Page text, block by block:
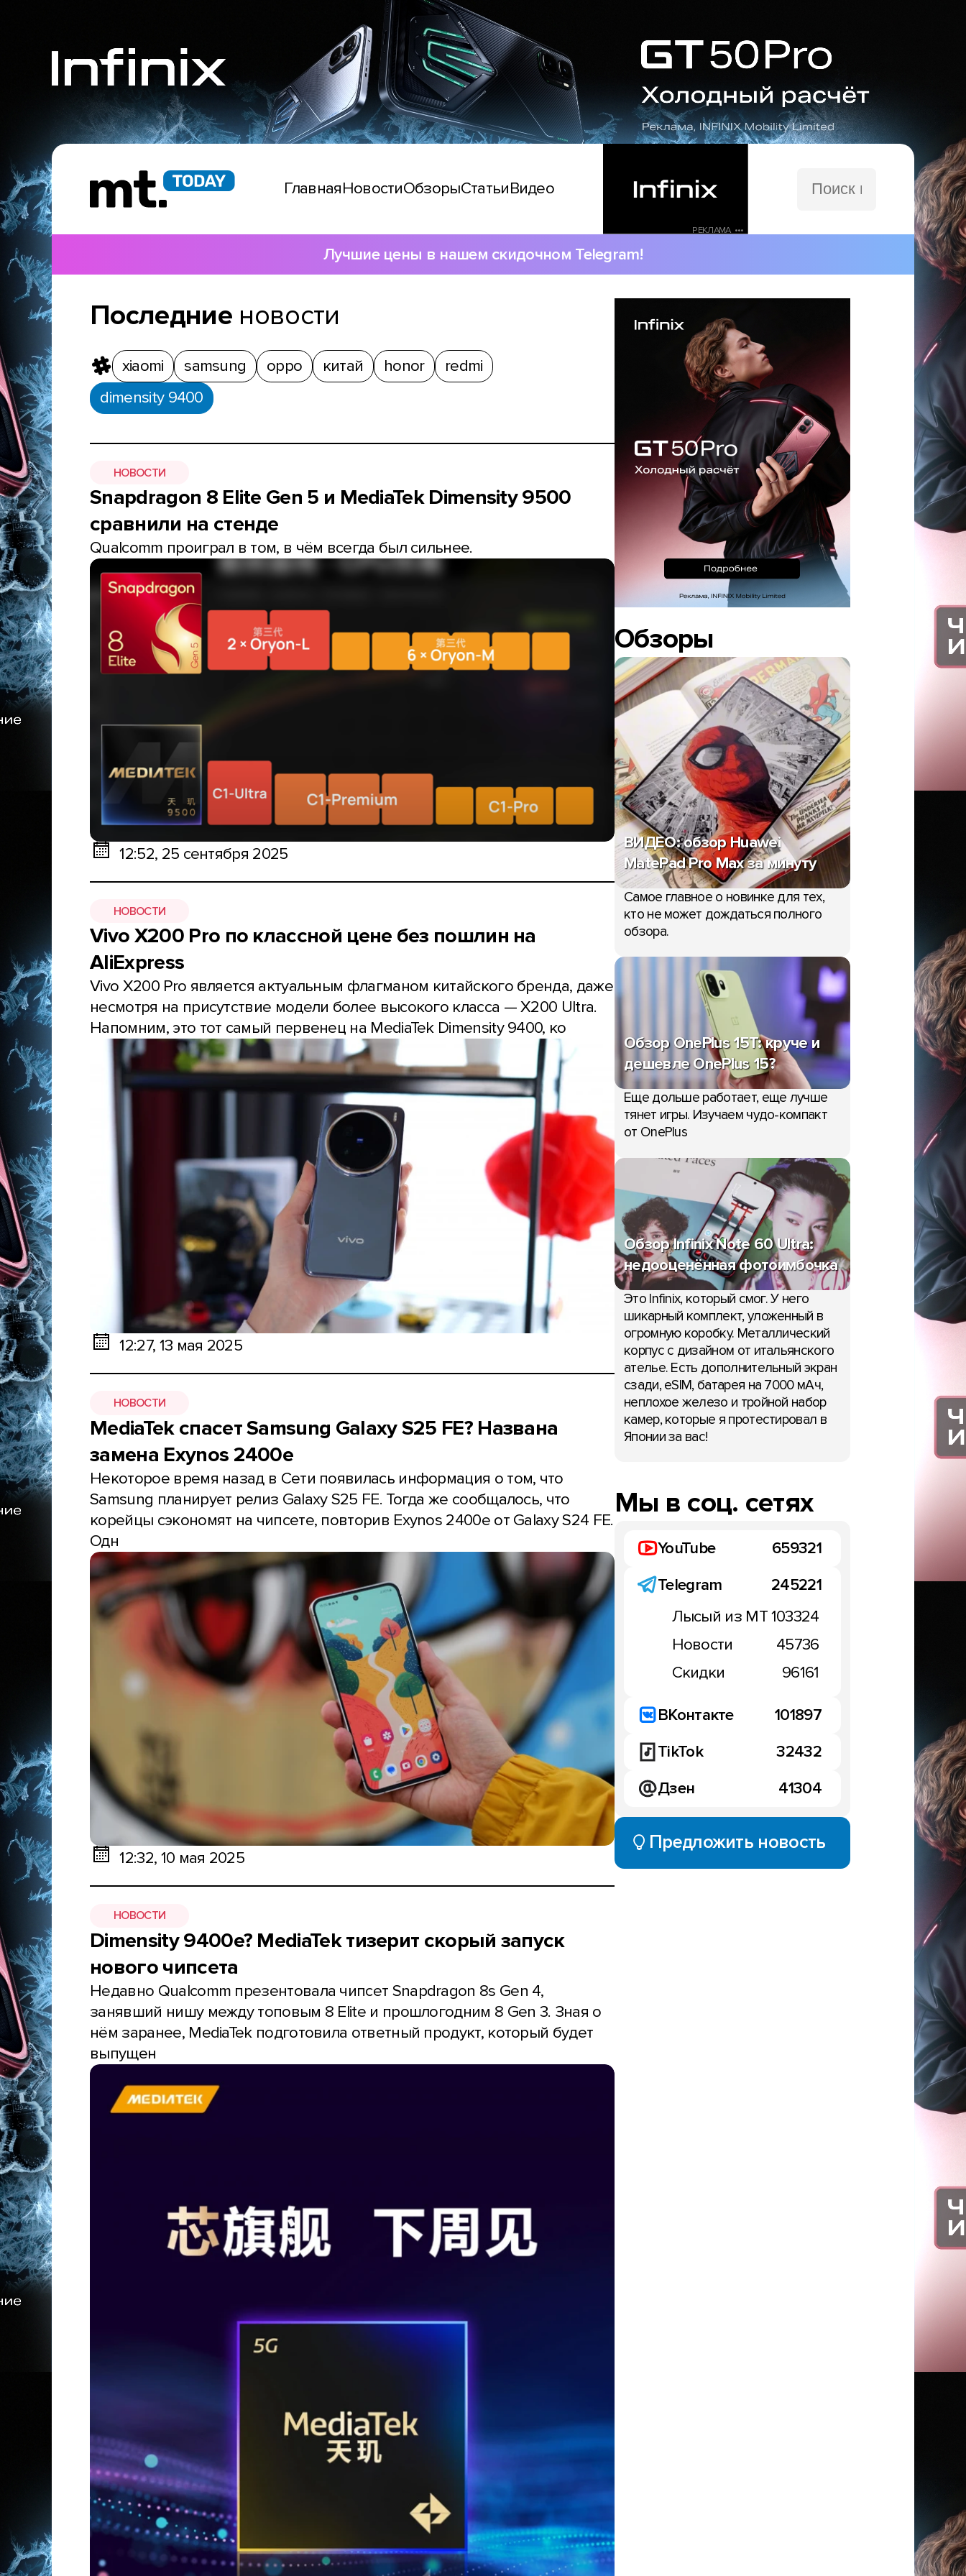
ГлавнаяНовостиОбзорыСтатьиВидео
РЕКЛАМА •••
сайту
Лучшие цены в нашем скидочном Telegram!
Последниеновости
xiaomi samsung oppo китай honor
redmi
dimensity 9400
НОВОСТИ
Snapdragon 8 Elite Gen 5 и MediaTek Dimensity 9500
сравнили на стенде
Qualcomm проиграл в том, в чём всегда был сильнее.
12:52, 25 сентября 2025
НОВОСТИ
Vivo X200 Pro по классной цене без пошлин на
AliExpress
Vivo X200 Pro является актуальным флагманом китайского бренда, даже
несмотря на присутствие модели более высокого класса — X200 Ultra.
Напомним, это тот самый первенец на MediaTek Dimensity 9400, ко
12:27, 13 мая 2025
НОВОСТИ
MediaTek спасет Samsung Galaxy S25 FE? Названа
замена Exynos 2400e
Некоторое время назад в Сети появилась информация о том, что
Samsung планирует релиз Galaxy S25 FE. Тогда же сообщалось, что
корейцы сэкономят на чипсете, повторив Exynos 2400e от Galaxy S24 FE.
Одн
12:32, 10 мая 2025
НОВОСТИ
Dimensity 9400e? MediaTek тизерит скорый запуск
нового чипсета
Недавно Qualcomm презентовала чипсет Snapdragon 8s Gen 4,
занявший нишу между топовым 8 Elite и прошлогодним 8 Gen 3. Зная о
нём заранее, MediaTek подготовила ответный продукт, который будет
выпущен
Обзоры
ВИДЕО: обзор Huawei
MatePad Pro Max за минуту
Самое главное о новинке для тех,
кто не может дождаться полного
обзора.
Обзор OnePlus 15T: круче и
дешевле OnePlus 15?
Еще дольше работает, еще лучше
тянет игры. Изучаем чудо-компакт
от OnePlus
Обзор Infinix Note 60 Ultra:
недооценённая фотоимбочка
Это Infinix, который смог. У него
шикарный комплект, уложенный в
огромную коробку. Металлический
корпус с дизайном от итальянского
ателье. Есть дополнительный экран
сзади, eSIM, батарея на 7000 мАч,
неплохое железо и тройной набор
камер, которые я протестировал в
Японии за вас!
Мы в соц. сетях
YouTube
659321
Telegram
245221
Лысый из МТ103324
Новости
45736
Скидки
96161
ВКонтакте
101897
TikTok
32432
Дзен
41304
Предложить новость